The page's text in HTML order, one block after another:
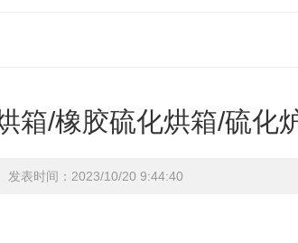
箱/橡胶硫化烘箱/硫化
发表时间：2023/10/20 9:44:40